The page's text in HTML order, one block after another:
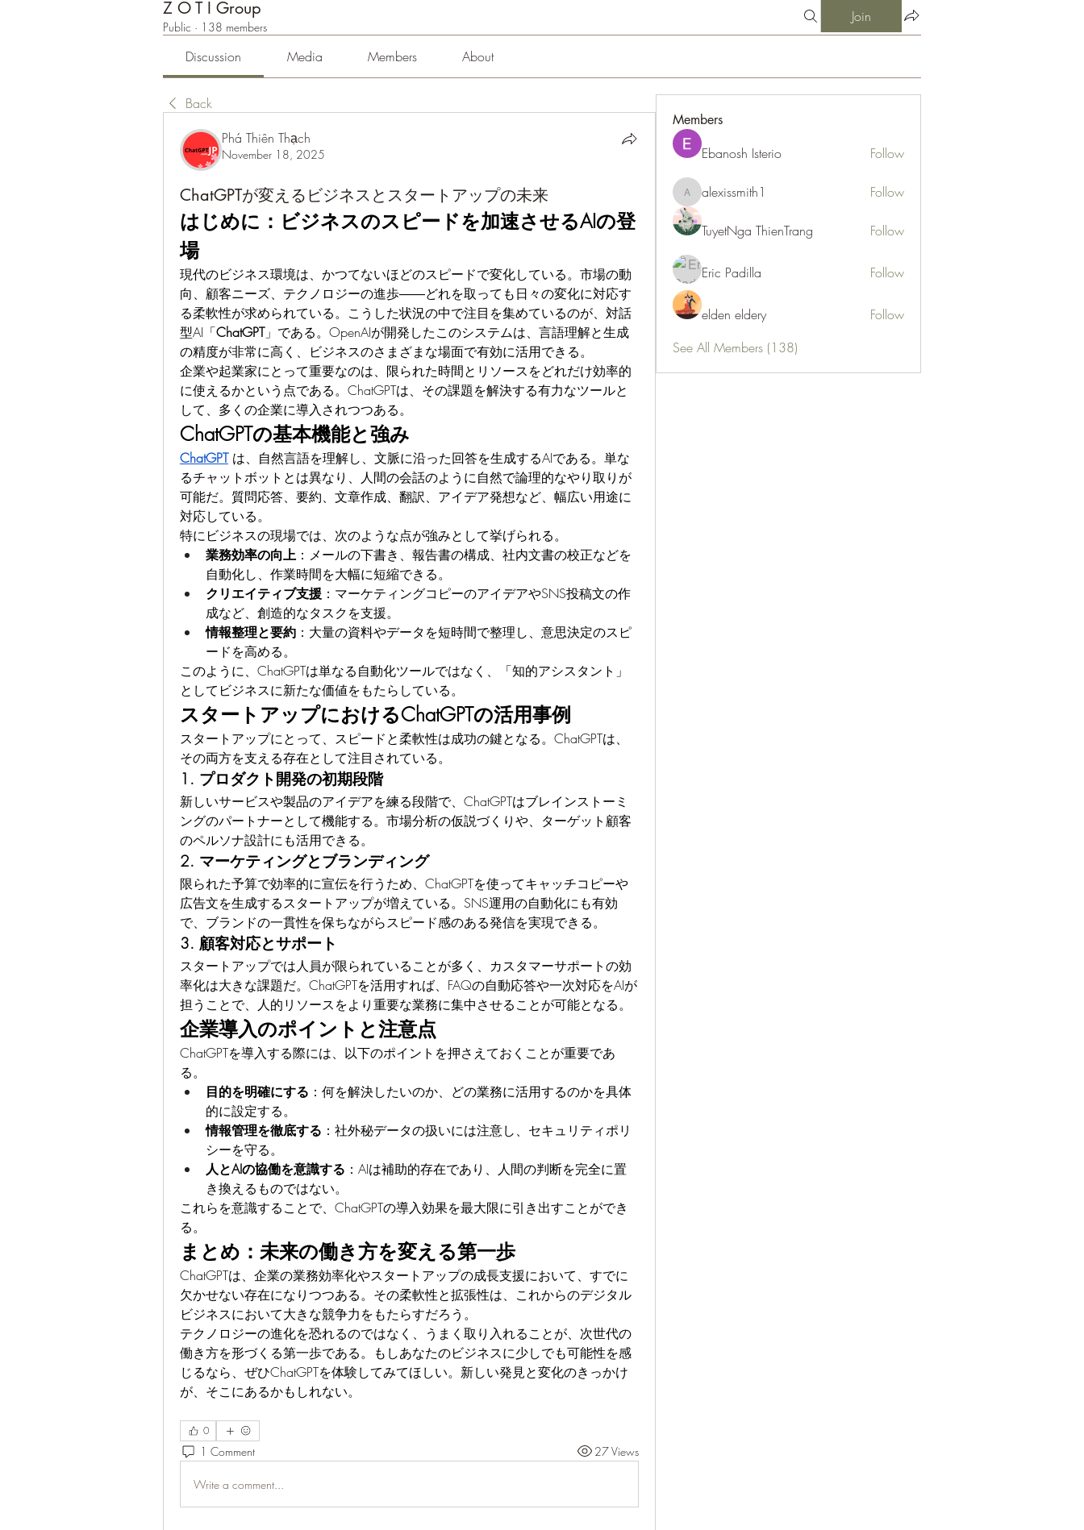
Z O T I Group
Public · 138 members
Join
Discussion Media Members About
Back
Phá Thiên Thạch
November 18, 2025
ChatGPTが変えるビジネスとスタートアップの未来
はじめに：ビジネスのスピードを加速させるAIの登
場
現代のビジネス環境は、かつてないほどのスピードで変化している。市場の動
向、顧客ニーズ、テクノロジーの進歩――どれを取っても日々の変化に対応す
る柔軟性が求められている。こうした状況の中で注目を集めているのが、対話
型AI「ChatGPT」である。OpenAIが開発したこのシステムは、言語理解と生成
の精度が非常に高く、ビジネスのさまざまな場面で有効に活用できる。
企業や起業家にとって重要なのは、限られた時間とリソースをどれだけ効率的
に使えるかという点である。ChatGPTは、その課題を解決する有力なツールと
して、多くの企業に導入されつつある。
ChatGPTの基本機能と強み
ChatGPT は、自然言語を理解し、文脈に沿った回答を生成するAIである。単な
るチャットボットとは異なり、人間の会話のように自然で論理的なやり取りが
可能だ。質問応答、要約、文章作成、翻訳、アイデア発想など、幅広い用途に
対応している。
特にビジネスの現場では、次のような点が強みとして挙げられる。
業務効率の向上 ：メールの下書き、報告書の構成、社内文書の校正などを
自動化し、作業時間を大幅に短縮できる。
クリエイティブ支援 ：マーケティングコピーのアイデアやSNS投稿文の作
成など、創造的なタスクを支援。
情報整理と要約 ：大量の資料やデータを短時間で整理し、意思決定のスピ
ードを高める。
このように、ChatGPTは単なる自動化ツールではなく、「知的アシスタント」
としてビジネスに新たな価値をもたらしている。
スタートアップにおけるChatGPTの活用事例
スタートアップにとって、スピードと柔軟性は成功の鍵となる。ChatGPTは、
その両方を支える存在として注目されている。
1. プロダクト開発の初期段階
新しいサービスや製品のアイデアを練る段階で、ChatGPTはブレインストーミ
ングのパートナーとして機能する。市場分析の仮説づくりや、ターゲット顧客
のペルソナ設計にも活用できる。
2. マーケティングとブランディング
限られた予算で効率的に宣伝を行うため、ChatGPTを使ってキャッチコピーや
広告文を生成するスタートアップが増えている。SNS運用の自動化にも有効
で、ブランドの一貫性を保ちながらスピード感のある発信を実現できる。
3. 顧客対応とサポート
スタートアップでは人員が限られていることが多く、カスタマーサポートの効
率化は大きな課題だ。ChatGPTを活用すれば、FAQの自動応答や一次対応をAIが
担うことで、人的リソースをより重要な業務に集中させることが可能となる。
企業導入のポイントと注意点
ChatGPTを導入する際には、以下のポイントを押さえておくことが重要であ
る。
目的を明確にする ：何を解決したいのか、どの業務に活用するのかを具体
的に設定する。
情報管理を徹底する ：社外秘データの扱いには注意し、セキュリティポリ
シーを守る。
人とAIの協働を意識する ：AIは補助的存在であり、人間の判断を完全に置
き換えるものではない。
これらを意識することで、ChatGPTの導入効果を最大限に引き出すことができ
る。
まとめ：未来の働き方を変える第一歩
ChatGPTは、企業の業務効率化やスタートアップの成長支援において、すでに
欠かせない存在になりつつある。その柔軟性と拡張性は、これからのデジタル
ビジネスにおいて大きな競争力をもたらすだろう。
テクノロジーの進化を恐れるのではなく、うまく取り入れることが、次世代の
働き方を形づくる第一歩である。もしあなたのビジネスに少しでも可能性を感
じるなら、ぜひChatGPTを体験してみてほしい。新しい発見と変化のきっかけ
が、そこにあるかもしれない。
0
1 Comment 27 Views
Write a comment...
Members
Ebanosh Isterio Follow
alexissmith1
alexissmith1 Follow
TuyetNga ThienTrang Follow
Eric Padilla Follow
elden eldery
Follow
See All Members (138)